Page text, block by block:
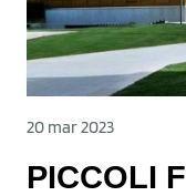
20 mar 2023
PICCOLI